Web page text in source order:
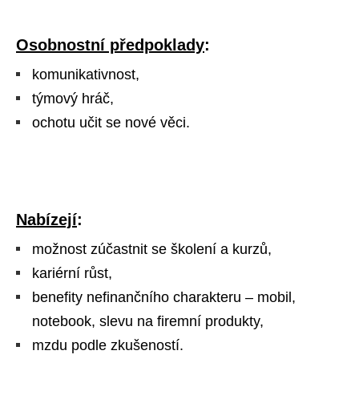
Osobnostní předpoklady:
komunikativnost,
týmový hráč,
ochotu učit se nové věci.
Nabízejí:
možnost zúčastnit se školení a kurzů,
kariérní růst,
benefity nefinančního charakteru – mobil,
notebook, slevu na firemní produkty,
mzdu podle zkušeností.